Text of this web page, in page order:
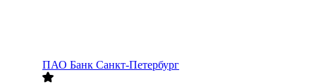
ПАО Банк Санкт-Петербург